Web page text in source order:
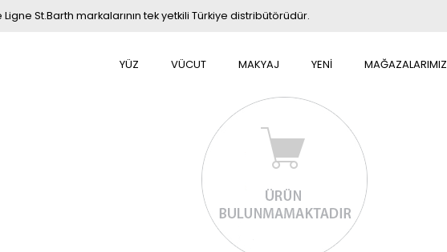
St.Barth markalarının tek yetkili Türkiye distribütörüdür.
YÜZ VÜCUT MAKYAJ YENİ MAĞAZALARIMIZ